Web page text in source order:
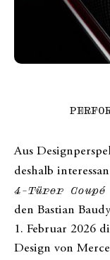
Aus
deshalb
4-Türer Coupé
den Bastian
1. Februar 2026
Design von